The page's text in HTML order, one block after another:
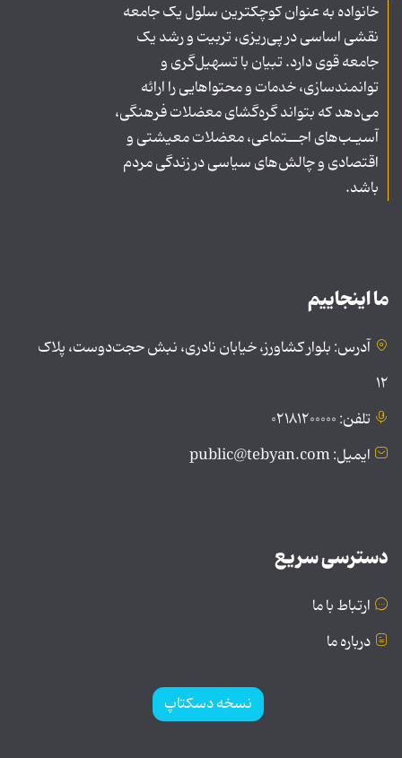
خانواده به عنوان کوچکترین سلول یک جامعه
نقشی اساسی در پی‌ریزی، تربیت و رشد یک
جامعه قوی دارد. تبیان با تسهیل‌گری و
توانمندسازی، خدمات و محتواهایی را ارائه
می‌دهد که بتواند گره‌گشای معضلات فرهنگی،
آسیـب‌های اجــتماعی، معضلات معیشتی و
اقتصادی و چالش‌های سیاسی در زندگی مردم
باشد.
ما اینجاییم
آدرس: بلوار کشاورز، خیابان نادری، نبش حجت‌دوست، پلاک
۱۲
تلفن: ۰۲۱۸۱۲۰۰۰۰۰
ایمیل: public@tebyan.com
دسترسی سریع
ارتباط با ما
درباره ما
نسخه دسکتاپ